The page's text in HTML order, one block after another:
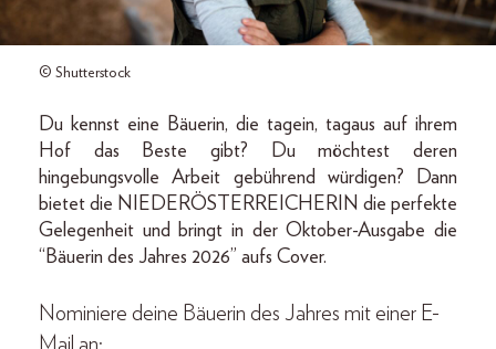
© Shutterstock
Du kennst eine Bäuerin, die tagein, tagaus auf ihrem
Hof das Beste gibt? Du möchtest deren
hingebungsvolle Arbeit gebührend würdigen? Dann
bietet die NIEDERÖSTERREICHERIN die perfekte
Gelegenheit und bringt in der Oktober-Ausgabe die
“Bäuerin des Jahres 2026” aufs Cover.
Nominiere deine Bäuerin des Jahres mit einer E-
Mail an: